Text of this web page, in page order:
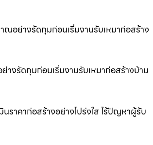
อย่างรัดกุมก่อนเริ่มงานรับเหมาก่อสร้าง
งรัดกุมก่อนเริ่มงานรับเหมาก่อสร้างบ้าน
ราคาก่อสร้างอย่างโปร่งใส ไร้ปัญหาผู้รับ